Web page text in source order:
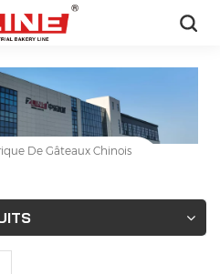
De Gâteaux Chinois